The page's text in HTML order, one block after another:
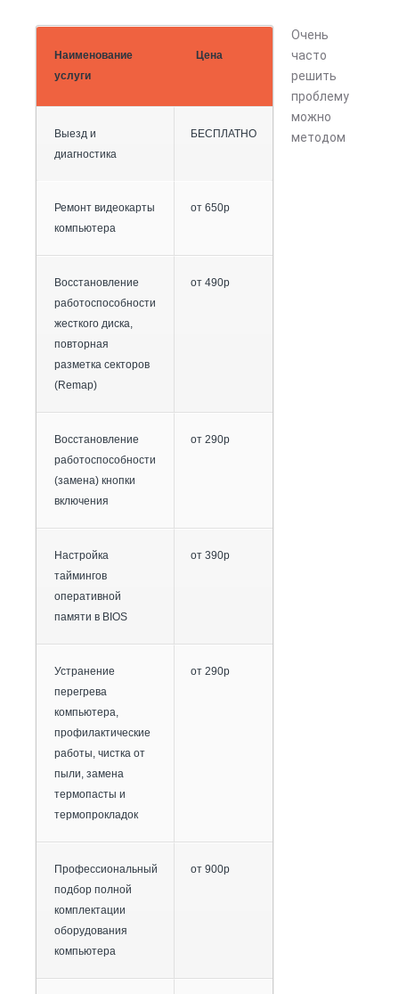
Наименование
услуги
Цена
Выезд и
диагностика
БЕСПЛАТНО
Ремонт видеокарты
компьютера
от 650р
Восстановление
работоспособности
жесткого диска,
повторная
разметка секторов
(Remap)
от 490р
Восстановление
работоспособности
(замена) кнопки
включения
от 290р
Настройка
таймингов
оперативной
памяти в BIOS
от 390р
Устранение
перегрева
компьютера,
профилактические
работы, чистка от
пыли, замена
термопасты и
термопрокладок
от 290р
Профессиональный
подбор полной
комплектации
оборудования
компьютера
от 900р
Очень
часто
решить
проблему
можно
методом